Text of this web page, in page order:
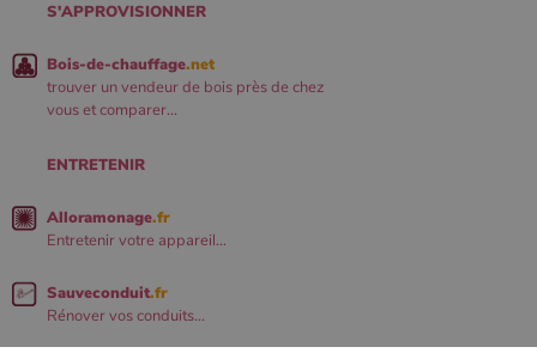
S'APPROVISIONNER
Bois-de-chauffage.net
trouver un vendeur de bois près de chez
vous et comparer...
ENTRETENIR
Alloramonage.fr
Entretenir votre appareil...
Sauveconduit.fr
Rénover vos conduits...